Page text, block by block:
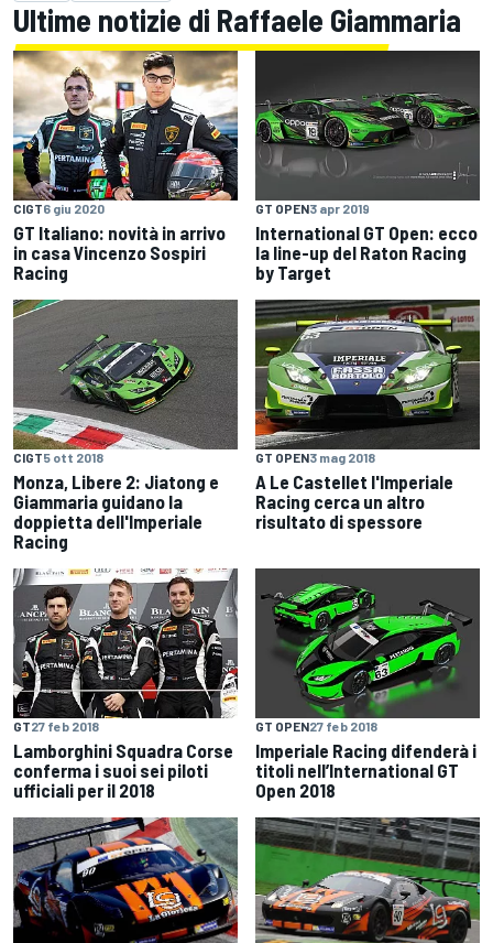
Ultime notizie di Raffaele Giammaria
CIGT6 giu 2020
GT Italiano: novità in arrivo
in casa Vincenzo Sospiri
Racing
GT OPEN3 apr 2019
International GT Open: ecco
la line-up del Raton Racing
by Target
CIGT5 ott 2018
Monza, Libere 2: Jiatong e
Giammaria guidano la
doppietta dell'Imperiale
Racing
GT OPEN3 mag 2018
A Le Castellet l'Imperiale
Racing cerca un altro
risultato di spessore
GT27 feb 2018
Lamborghini Squadra Corse
conferma i suoi sei piloti
ufficiali per il 2018
GT OPEN27 feb 2018
Imperiale Racing difenderà i
titoli nell’International GT
Open 2018